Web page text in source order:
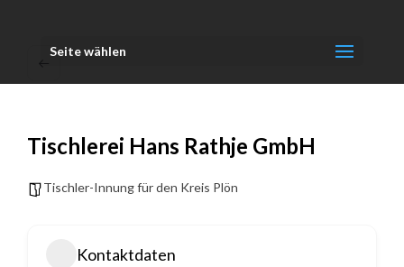
Seite wählen
Tischlerei Hans Rathje GmbH
Tischler-Innung für den Kreis Plön
Kontaktdaten